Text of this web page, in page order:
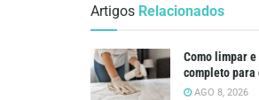
Artigos Relacionados
Como limpar
completo
AGO 8, 2026